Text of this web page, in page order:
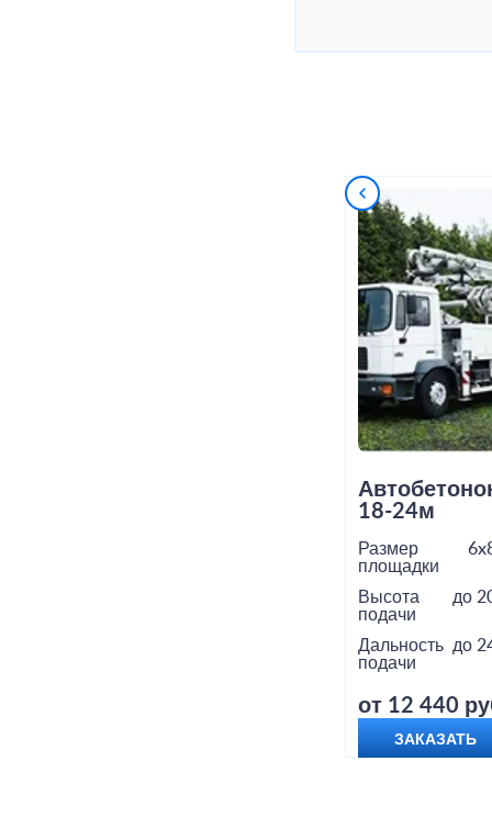
18-24м
Размер
площадки
Высота
подачи
до
Дальность
подачи
до
от 12 440
ЗАКАЗАТЬ